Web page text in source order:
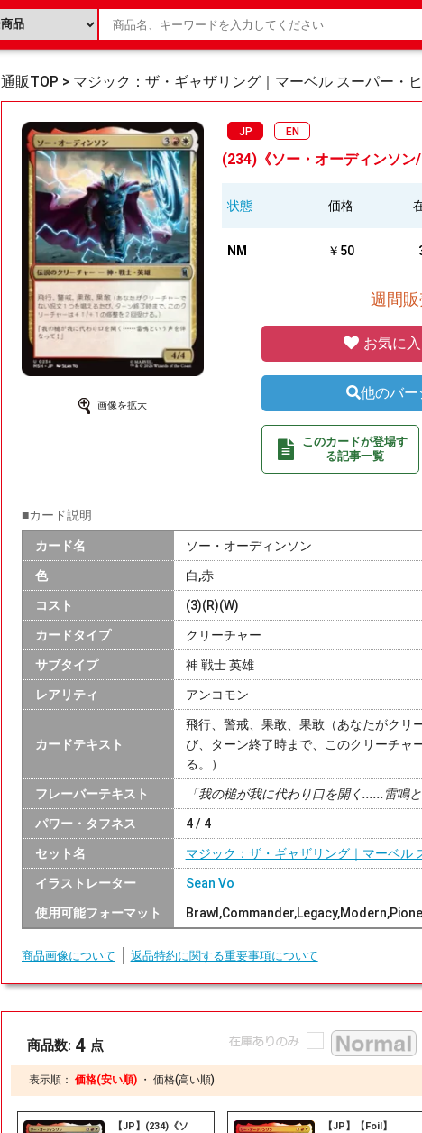
通販TOP > マジック：ザ・ギャザリング｜マーベル スーパー・
画像を拡大
JP EN
(234)《ソー・オーディンソ
状態 価格
NM ￥50
週間
お気に
他のバー
このカードが登場す
る記事一覧
■カード説明
カード名 ソー・オーディンソン
色 白,赤
コスト (3)(R)(W)
カードタイプ クリーチャー
サブタイプ 神 戦士 英雄
レアリティ アンコモン
カードテキスト
飛行、警戒、果敢、果敢（あなたがクリ
び、ターン終了時まで、このクリーチャ
る。）
フレーバーテキスト 「我の槌が我に代わり口を開く......雷鳴
パワー・タフネス 4 / 4
セット名 マジック：ザ・ギャザリング｜マーベル
イラストレーター Sean Vo
使用可能フォーマット
商品画像について 返品特約に関する重要事項について
商品数: 4 点
表示順： 価格(安い順) ・ 価格(高い順)
【JP】(234)《ソ
【JP】【Foil】